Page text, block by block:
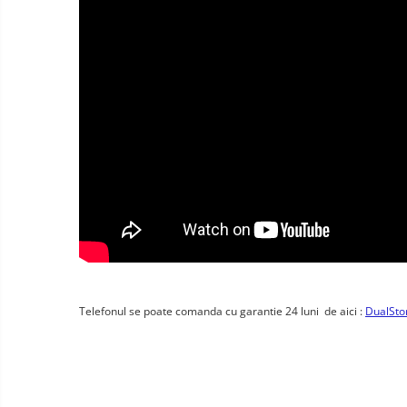
Hordozható hangszórók
Vonalkód olvasók
NapelemekTelefonul se poate comanda cu garantie 24 luni de aici :